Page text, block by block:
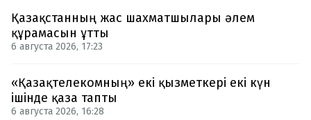
Қазақстанның жас шахматшылары әлем
құрамасын ұтты
6 августа 2026, 17:23
«Қазақтелекомның» екі қызметкері екі күн
ішінде қаза тапты
6 августа 2026, 16:28